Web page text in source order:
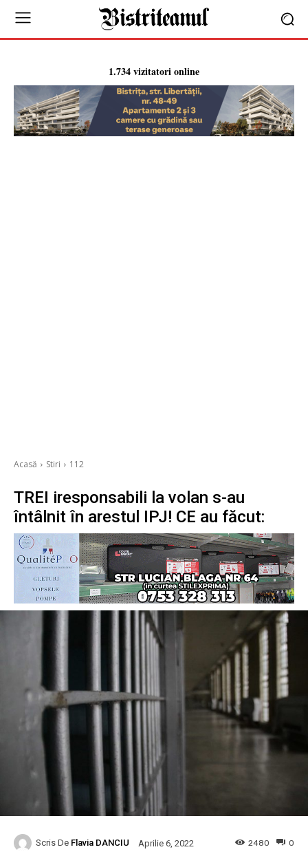
1.734 vizitatori online
Acasă Stiri 112
TREI iresponsabili la volan s-au
întâlnit în arestul IPJ! CE au făcut:
Scris De Flavia DANCIU Aprilie 6, 2022 0
2480